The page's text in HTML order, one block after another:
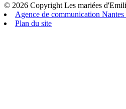
© 2026 Copyright Les mariées
Agence de communication
Plan du site